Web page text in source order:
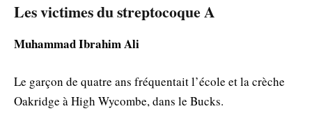
Les victimes du streptocoque A
Muhammad Ibrahim Ali
Le garçon de quatre ans fréquentait l’école et la crèche
Oakridge à High Wycombe, dans le Bucks.